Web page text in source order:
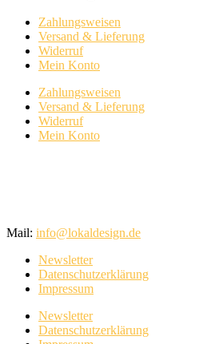
Zahlungsweisen
Versand & Lieferung
Widerruf
Mein Konto
Zahlungsweisen
Versand & Lieferung
Widerruf
Mein Konto
Mail: info@lokaldesign.de
Newsletter
Datenschutzerklärung
Impressum
Newsletter
Datenschutzerklärung